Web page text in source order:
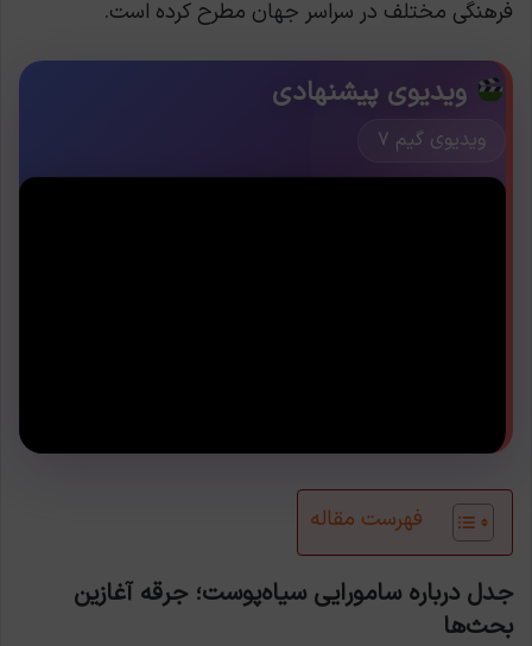
فرهنگی مختلف در سراسر جهان مطرح کرده است.
ویدیوی پیشنهادی
ویدیوی گیم ۷
فهرست مقاله
جدل درباره سامورایی سیاه‌پوست؛ جرقه آغازین
بحث‌ها